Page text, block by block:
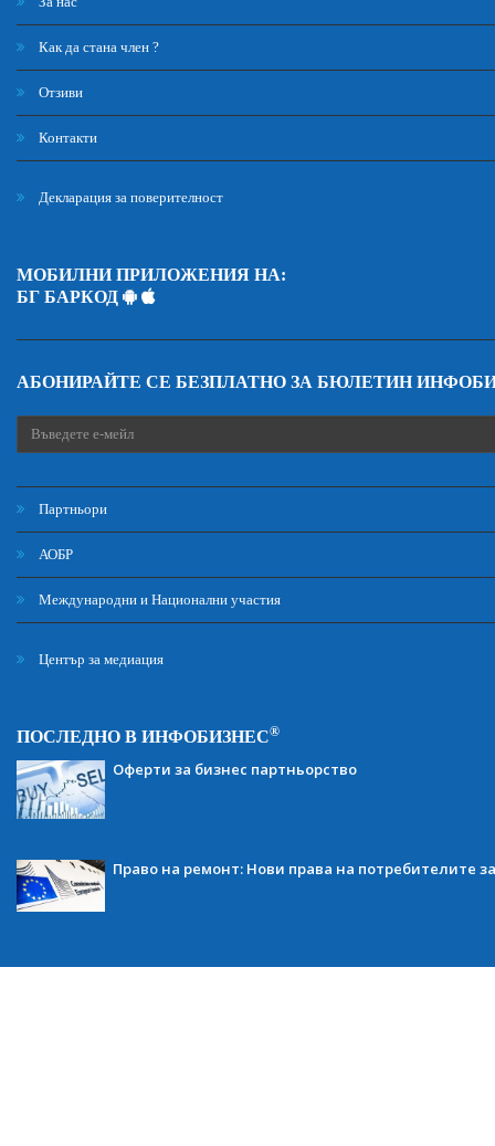
Как да стана член ?
Отзиви
Контакти
Декларация за поверителност
МОБИЛНИ ПРИЛОЖЕНИЯ НА:
БГ БАРКОД
АБОНИРАЙТЕ СЕ БЕЗПЛАТНО ЗА БЮЛЕТИН
Партньори
АОБР
Международни и Национални участия
Център за медиация
ПОСЛЕДНО В ИНФОБИЗНЕС®
Оферти за бизнес партньорство
Право на ремонт: Нови права на потребителите